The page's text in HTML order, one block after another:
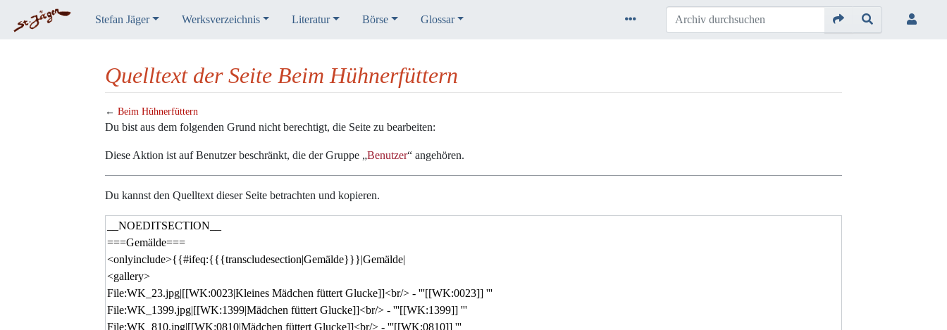
Stefan Jäger Werksverzeichnis Literatur Börse Glossar
Quelltext der Seite Beim Hühnerfüttern
← Beim Hühnerfüttern
Wechseln zu:Navigation,Suche
Du bist aus dem folgenden Grund nicht berechtigt, die Seite zu bearbeiten:
Diese Aktion ist auf Benutzer beschränkt, die der Gruppe „Benutzer“ angehören.
Du kannst den Quelltext dieser Seite betrachten und kopieren.